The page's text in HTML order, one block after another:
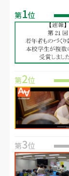
第1位
第2位
第3位